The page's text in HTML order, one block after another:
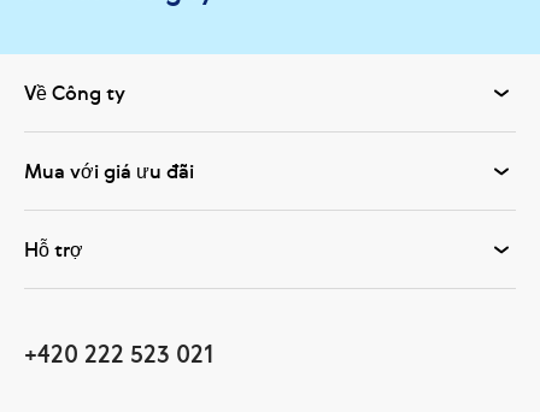
Về Công ty
Mua với giá ưu đãi
Hỗ trợ
+420 222 523 021